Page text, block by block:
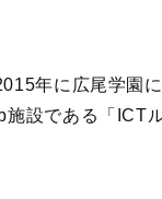
年に広尾学園
施設である「ICT